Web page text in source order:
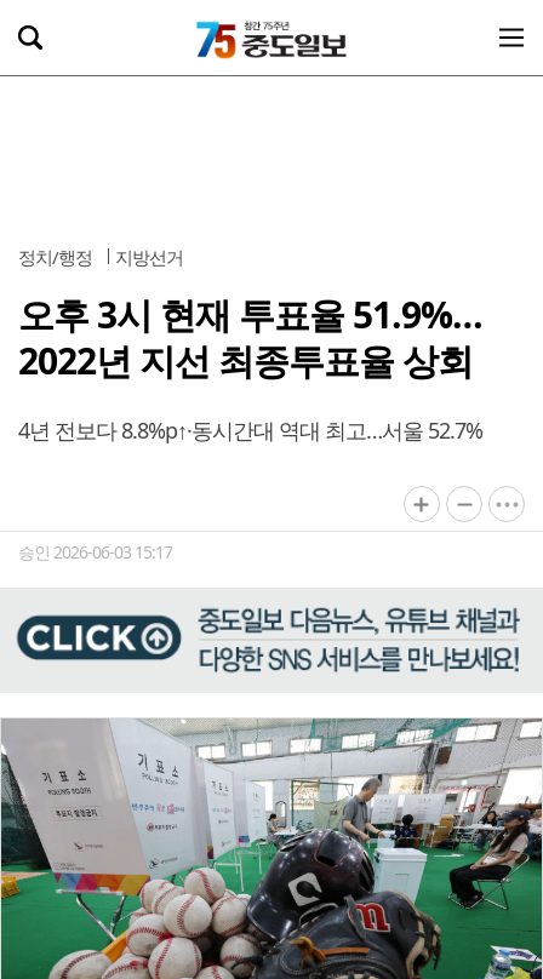
정치/행정 지방선거
오후 3시 현재 투표율 51.9%…
2022년 지선 최종투표율 상회
4년 전보다 8.8%p↑·동시간대 역대 최고…서울 52.7%
승인 2026-06-03 15:17